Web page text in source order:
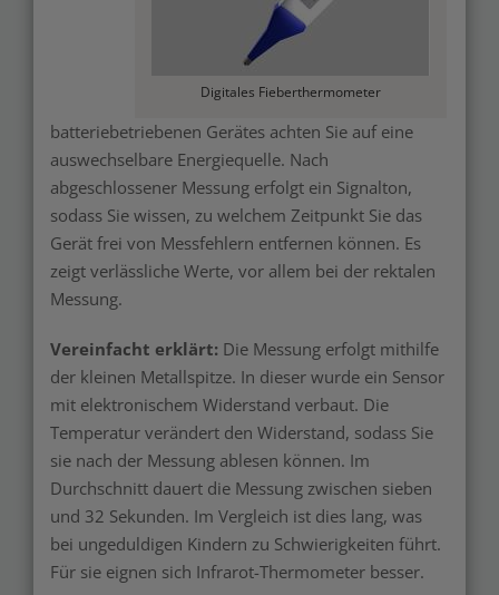
Digitales Fieberthermometer
batteriebetriebenen Gerätes achten Sie auf eine
auswechselbare Energiequelle. Nach
abgeschlossener Messung erfolgt ein Signalton,
sodass Sie wissen, zu welchem Zeitpunkt Sie das
Gerät frei von Messfehlern entfernen können. Es
zeigt verlässliche Werte, vor allem bei der rektalen
Messung.
Vereinfacht erklärt: Die Messung erfolgt mithilfe
der kleinen Metallspitze. In dieser wurde ein Sensor
mit elektronischem Widerstand verbaut. Die
Temperatur verändert den Widerstand, sodass Sie
sie nach der Messung ablesen können. Im
Durchschnitt dauert die Messung zwischen sieben
und 32 Sekunden. Im Vergleich ist dies lang, was
bei ungeduldigen Kindern zu Schwierigkeiten führt.
Für sie eignen sich Infrarot-Thermometer besser.